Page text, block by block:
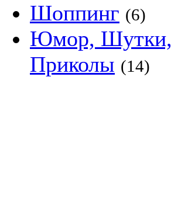
Шоппинг (6)
Юмор, Шутки,
Приколы (14)